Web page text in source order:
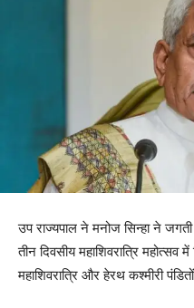
उप राज्यपाल ने मनोज सिन्हा ने
तीन दिवसीय महाशिवरात्रि
महाशिवरात्रि और हेरथ कश्मीरी